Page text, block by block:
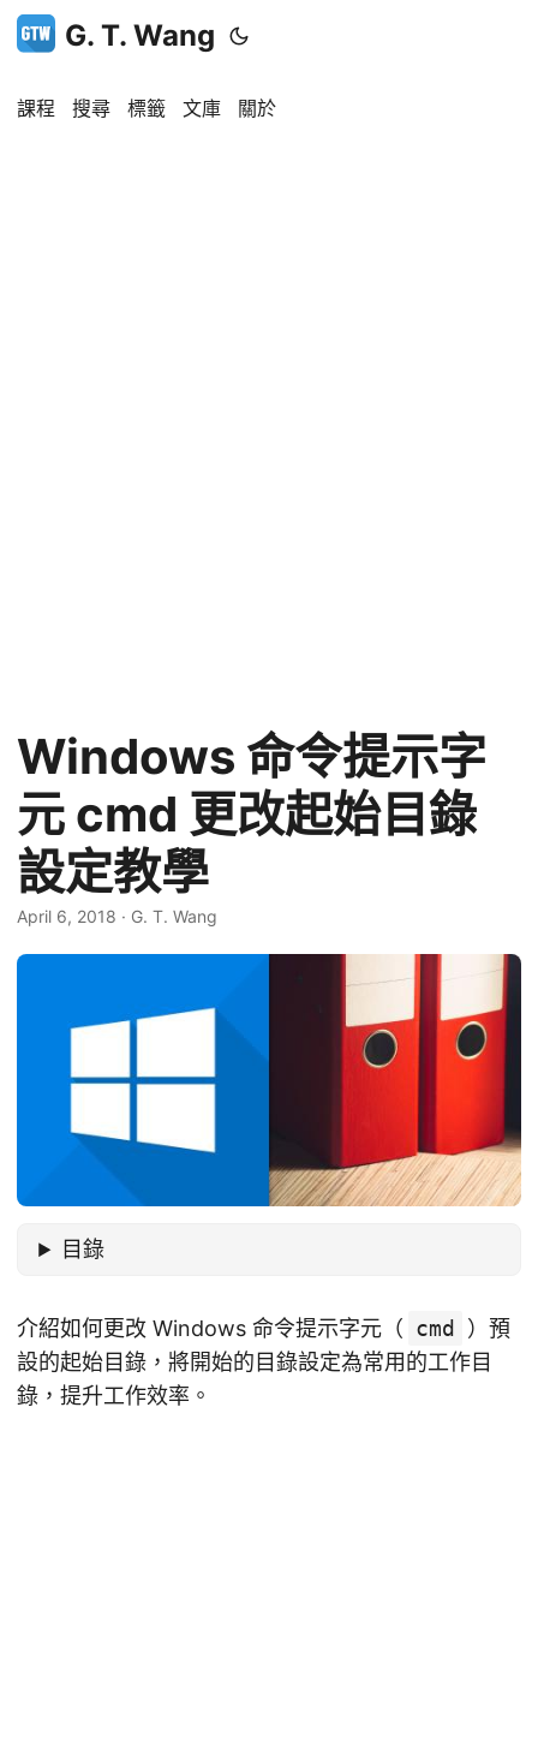
G. T. Wang
課程 搜尋 標籤 文庫 關於
Windows 命令提示字
元 cmd 更改起始目錄
設定教學
April 6, 2018 · G. T. Wang
目錄
介紹如何更改 Windows 命令提示字元（ cmd
）預
設的起始目錄，將開始的目錄設定為常用的工作目
錄，提升工作效率。